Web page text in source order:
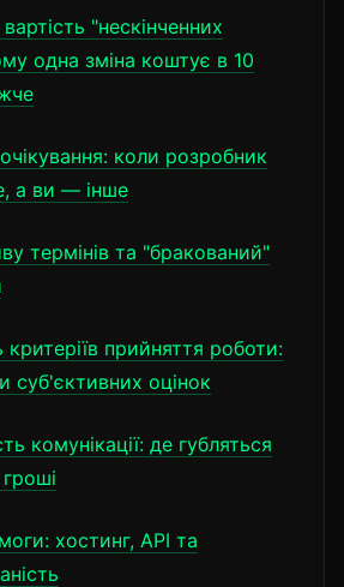
"нескінченних
одна зміна коштує в 10
очікування: коли розробник
а ви — інше
термінів та "бракований"
критеріїв прийняття роботи:
суб'єктивних оцінок
комунікації: де губляться
хостинг, API та